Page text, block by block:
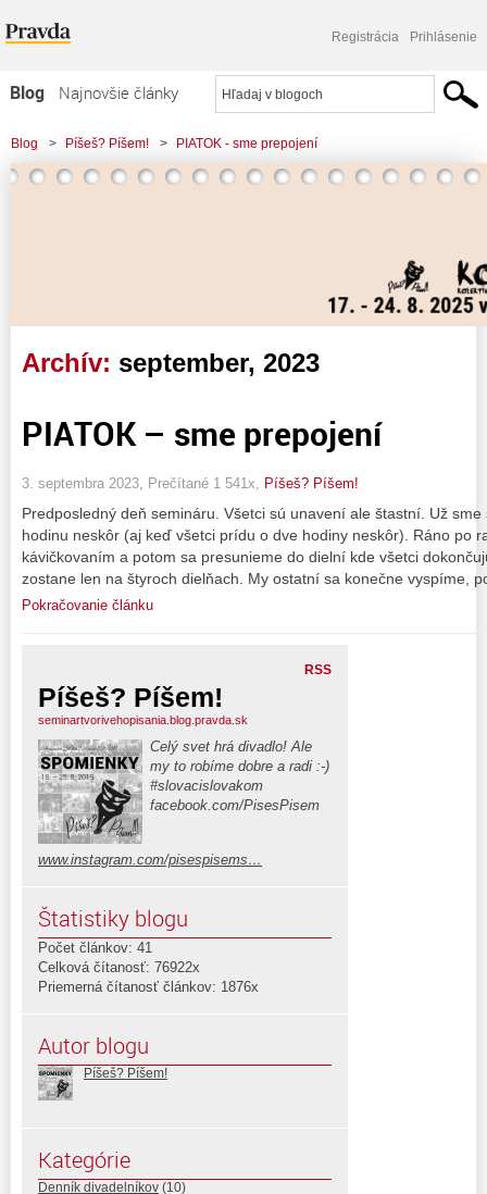
Registrácia Prihlásenie
Blog
Najnovšie články
Najčítanejšie články
Najkomentovanejšie články
Blog > Píšeš? Píšem! > PIATOK - sme prepojení
Archív: september, 2023
PIATOK – sme prepojení
3. septembra 2023, Prečítané 1 541x, Píšeš? Píšem!
Predposledný deň semináru. Všetci sú unavení ale štastní. Už
hodinu neskôr (aj keď všetci prídu o dve hodiny neskôr). Ráno po
kávičkovaním a potom sa presunieme do dielní kde všetci
zostane len na štyroch dielňach. My ostatní sa konečne vyspíme,
Pokračovanie článku
RSS
Píšeš? Píšem!
seminartvorivehopisania.blog.pravda.sk
Celý svet hrá divadlo! Ale
my to robíme dobre a radi :-)
#slovacislovakom
facebook.com/PisesPisem
www.instagram.com/pisespisems…
Štatistiky blogu
Počet článkov: 41
Celková čítanosť: 76922x
Priemerná čítanosť článkov: 1876x
Autor blogu
Píšeš? Píšem!
Kategórie
Denník divadelníkov (10)